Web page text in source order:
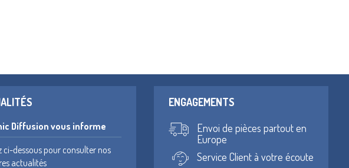
Diffusion vous informe
ci-dessous pour consulter nos
actualités
ENGAGEMENTS
Envoi de pièces partout en
Europe
Service Client à votre écoute